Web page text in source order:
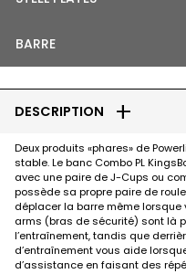
BARRE
DESCRIPTION add
Deux produits «phares» de
stable. Le banc Combo PL
avec une paire de J-Cups ou
possède sa propre paire de
déplacer la barre même
arms (bras de sécurité) sont là
l’entraînement, tandis que
d’entraînement vous aide
d’assistance en faisant des